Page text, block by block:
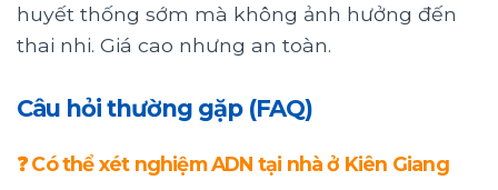
huyết thống sớm mà không ảnh hưởng đến
thai nhi. Giá cao nhưng an toàn.
Câu hỏi thường gặp (FAQ)
❓ Có thể xét nghiệm ADN tại nhà ở Kiên Giang